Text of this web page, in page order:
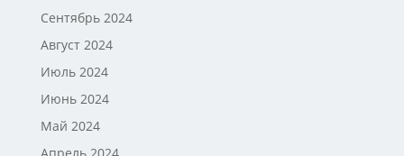
Сентябрь 2024
Август 2024
Июль 2024
Июнь 2024
Май 2024